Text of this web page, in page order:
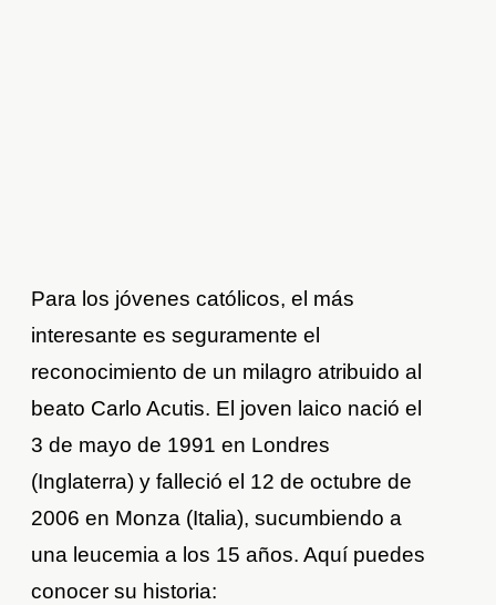
Para los jóvenes católicos, el más
interesante es seguramente el
reconocimiento de un milagro atribuido al
beato Carlo Acutis. El joven laico nació el
3 de mayo de 1991 en Londres
(Inglaterra) y falleció el 12 de octubre de
2006 en Monza (Italia), sucumbiendo a
una leucemia a los 15 años. Aquí puedes
conocer su historia: